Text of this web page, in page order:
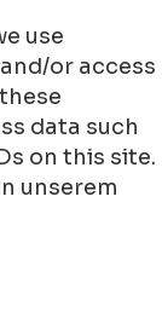
use
or access
data such
on this site.
unserem